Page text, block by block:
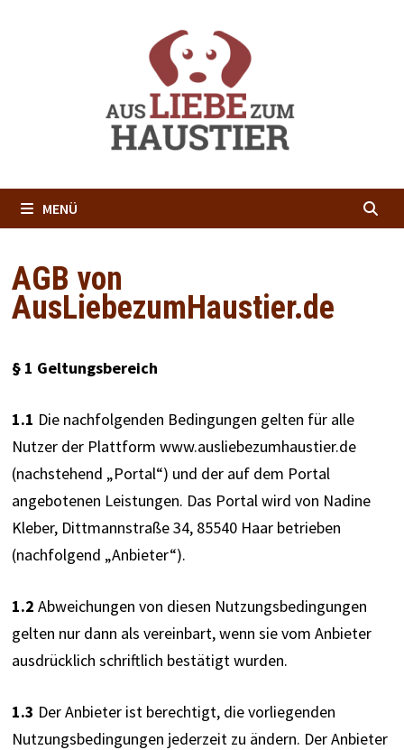
MENÜ
AGB von
AusLiebezumHaustier.de
§ 1 Geltungsbereich
1.1 Die nachfolgenden Bedingungen gelten für alle
Nutzer der Plattform www.ausliebezumhaustier.de
(nachstehend „Portal“) und der auf dem Portal
angebotenen Leistungen. Das Portal wird von Nadine
Kleber, Dittmannstraße 34, 85540 Haar betrieben
(nachfolgend „Anbieter“).
1.2 Abweichungen von diesen Nutzungsbedingungen
gelten nur dann als vereinbart, wenn sie vom Anbieter
ausdrücklich schriftlich bestätigt wurden.
1.3 Der Anbieter ist berechtigt, die vorliegenden
Nutzungsbedingungen jederzeit zu ändern. Der Anbieter